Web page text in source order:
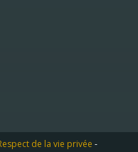
de la vie privée -